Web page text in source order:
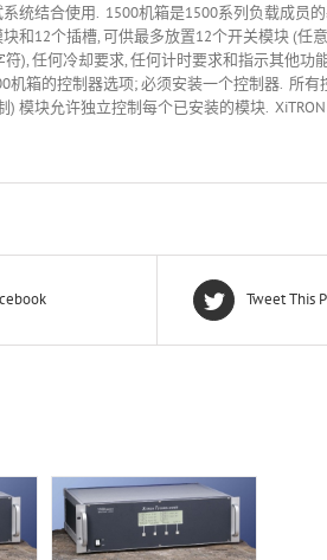
统结合使用. 1500机箱是1500系列负载成员
和12个插槽, 可供最多放置12个开关模块 (任
符), 任何冷却要求, 任何计时要求和指示其他
机箱的控制器选项; 必须安装一个控制器. 所
) 模块允许独立控制每个已安装的模块.
Tweet This